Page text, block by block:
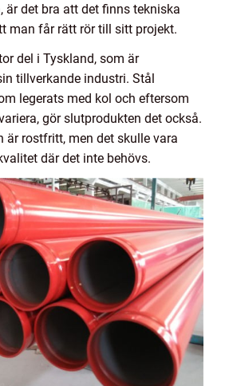
är det bra att det finns tekniska
man får rätt rör till sitt projekt.
del i Tyskland, som är
tillverkande industri. Stål
legerats med kol och eftersom
gör slutprodukten det också.
är rostfritt, men det skulle vara
där det inte behövs.